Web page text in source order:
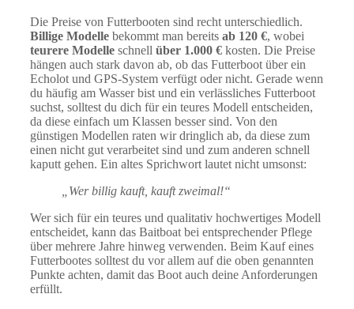
Die Preise von Futterbooten sind recht unterschiedlich.
Billige Modelle bekommt man bereits ab 120 €, wobei
teurere Modelle schnell über 1.000 € kosten. Die Preise
hängen auch stark davon ab, ob das Futterboot über ein
Echolot und GPS-System verfügt oder nicht. Gerade wenn
du häufig am Wasser bist und ein verlässliches Futterboot
suchst, solltest du dich für ein teures Modell entscheiden,
da diese einfach um Klassen besser sind. Von den
günstigen Modellen raten wir dringlich ab, da diese zum
einen nicht gut verarbeitet sind und zum anderen schnell
kaputt gehen. Ein altes Sprichwort lautet nicht umsonst:
„Wer billig kauft, kauft zweimal!“
Wer sich für ein teures und qualitativ hochwertiges Modell
entscheidet, kann das Baitboat bei entsprechender Pflege
über mehrere Jahre hinweg verwenden. Beim Kauf eines
Futterbootes solltest du vor allem auf die oben genannten
Punkte achten, damit das Boot auch deine Anforderungen
erfüllt.